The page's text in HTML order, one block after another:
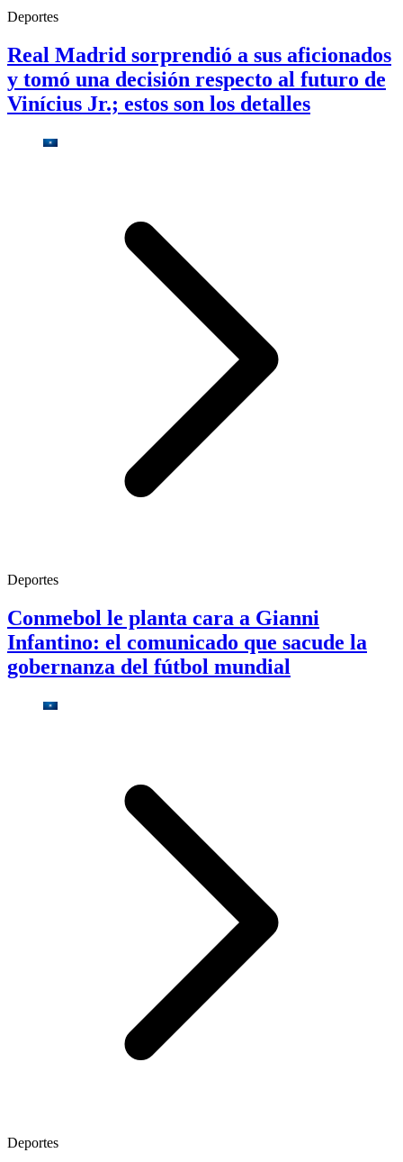
Deportes
Real Madrid sorprendió a sus aficionados
y tomó una decisión respecto al futuro de
Vinícius Jr.; estos son los detalles
Deportes
Conmebol le planta cara a Gianni
Infantino: el comunicado que sacude la
gobernanza del fútbol mundial
Deportes